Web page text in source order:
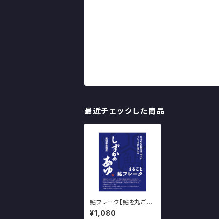
最近チェックした商品
鮎フレーク【鮎を丸ごと
食べられます】～しずか
のあゆ～
¥1,080